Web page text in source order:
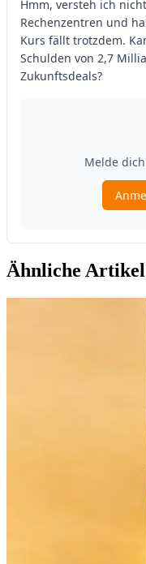
Ähnliche Artikel